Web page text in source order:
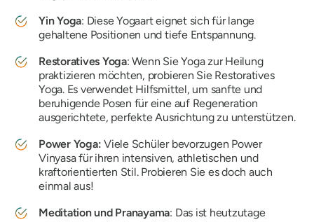
Yin Yoga: Diese Yogaart eignet sich für lange
gehaltene Positionen und tiefe Entspannung.
Restoratives Yoga: Wenn Sie Yoga zur Heilung
praktizieren möchten, probieren Sie Restoratives
Yoga. Es verwendet Hilfsmittel, um sanfte und
beruhigende Posen für eine auf Regeneration
ausgerichtete, perfekte Ausrichtung zu unterstützen.
Power Yoga:Viele Schüler bevorzugen Power
Vinyasa für ihren intensiven, athletischen und
kraftorientierten Stil. Probieren Sie es doch auch
einmal aus!
Meditation und Pranayama: Das ist heutzutage